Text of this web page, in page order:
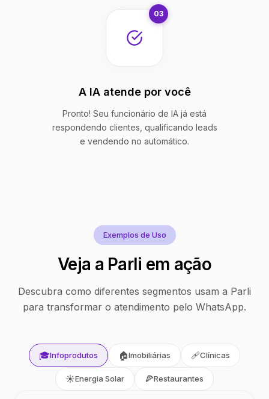
03
A IA atende por você
Pronto! Seu funcionário de IA já está
respondendo clientes, qualificando leads
e vendendo no automático.
Exemplos de Uso
Veja a Parli em ação
Descubra como diferentes segmentos usam a Parli
para transformar o atendimento pelo WhatsApp.
🎓Infoprodutos 🏠Imobiliárias 🩹Clínicas
☀️Energia Solar 🍕Restaurantes